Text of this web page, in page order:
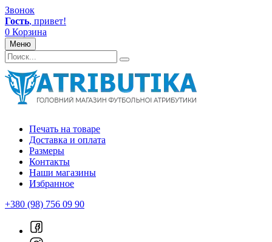
Звонок
Гость, привет!
0 Корзина
Меню
Печать на товаре
Доставка и оплата
Размеры
Контакты
Наши магазины
Избранное
+380 (98) 756 09 90